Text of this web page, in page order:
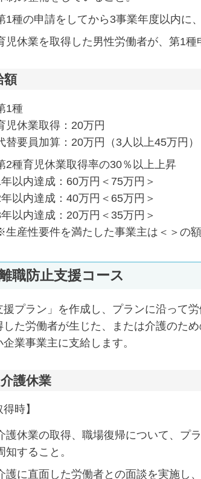
1種の申請をしてから3事業年度以内に
児休業を取得した男性労働者が、第1種
額
1種
児休業取得：20万円
替要員加算：20万円（3人以上45万円）
2種育児休業取得率の30％以上上昇
以内達成：60万円＜75万円＞
以内達成：40万円＜65万円＞
以内達成：20万円＜35万円＞
産性要件を満たした事業主は＜＞の
職防止支援コース
援プラン」を作成し、プランに沿って
した労働者が生じた、または介護のた
業事業主に支給します。
護休業
時】
護休業の取得、職場復帰について、プ
知すること。
護に直面した労働者との面談を実施し